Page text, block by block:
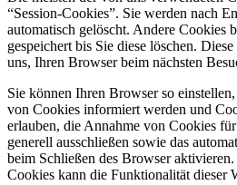
“Session-Cookies”. Sie werden nach
automatisch gelöscht. Andere Cookies
gespeichert bis Sie diese löschen.
uns, Ihren Browser beim nächsten
Sie können Ihren Browser so einstellen,
von Cookies informiert werden und
erlauben, die Annahme von Cookies
generell ausschließen sowie das
beim Schließen des Browser
Cookies kann die Funktionalität dieser